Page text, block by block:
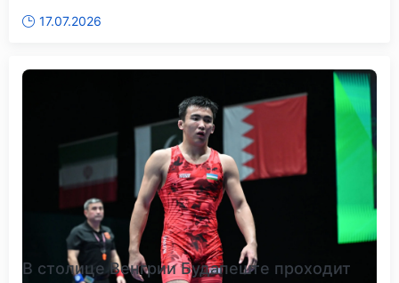
17.07.2026
В столице Венгрии Будапеште проходит